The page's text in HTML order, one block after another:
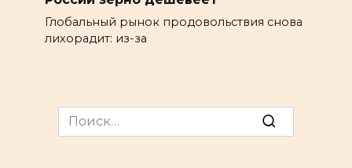
Глобальный рынок продовольствия снова
лихорадит: из-за
Search
for: